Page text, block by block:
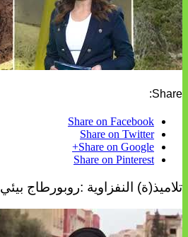
Share:
Share on Facebook
Share on Twitter
Share on Google+
Share on Pinterest
تلاميذ(ة) النفزاوية :روبورطاج بيئي